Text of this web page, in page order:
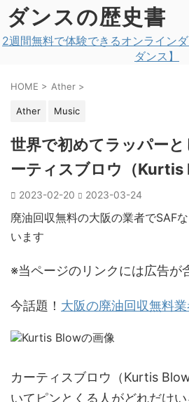
ダンスの歴史書
2週間無料で体験できるオンライン
ダンス】
HOME > Ather >
Ather Music
世界で初めてラッパー
ーティスブロウ（Kurtis
2023-02-20 2023-03-24
廃油回収無料の大阪の業者でSAF
います
※当ページのリンクには広告が
今話題！ 大阪の廃油回収無料
カーティスブロウ（Kurtis
いてピンとくる人がどれだけ